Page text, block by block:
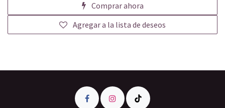
Comprar ahora
Agregar a la lista de deseos